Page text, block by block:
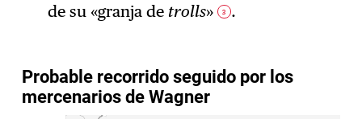
de su «granja de trolls» 3 .